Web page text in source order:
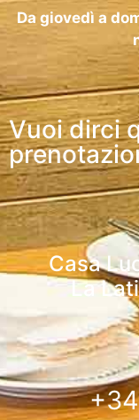
Vuoi dirci
Casa
La
Da giovedì a